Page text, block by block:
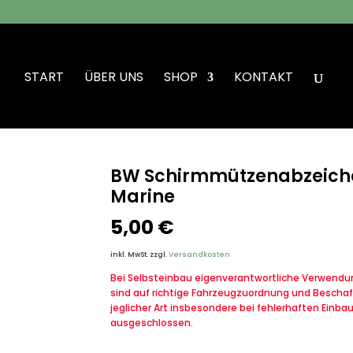
START ÜBER UNS SHOP KONTAKT
BW
Marine
5,00 €
inkl. MwSt. zzgl.Versandkosten
Bei Selbsteinbau eigenverantwortliche
sind auf richtige Fahrzeugzuordnung und
jeglicher Art insbesondere bei fehlerhaften
ausgeschlossen.